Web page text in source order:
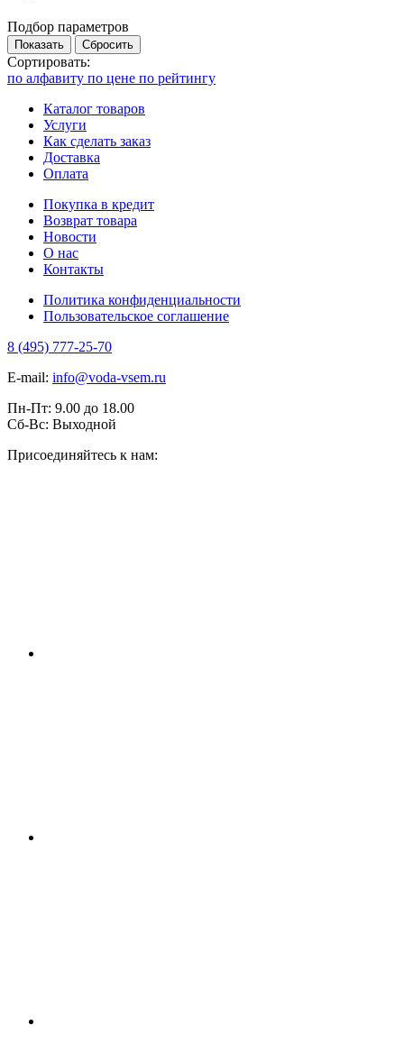
Подбор параметров
Показать Сбросить
Сортировать:
по алфавиту по цене по рейтингу
Каталог товаров
Услуги
Как сделать заказ
Доставка
Оплата
Покупка в кредит
Возврат товара
Новости
О нас
Контакты
Политика конфиденциальности
Пользовательское соглашение
8 (495) 777-25-70
E-mail: info@voda-vsem.ru
Пн-Пт: 9.00 до 18.00
Сб-Вс: Выходной
Присоединяйтесь к нам: